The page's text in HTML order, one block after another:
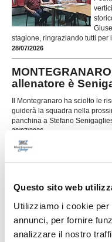
Questo sito web
Utilizziamo i cookie
annunci, per fornire
analizzare il nostro
stagione, ringraziando tutti per i
28/07/2026
allenatore è
Il Montegranaro ha sciolto le
guiderà la squadra nella
panchina a Stefano
28/07/2026
SPES
ritorni: le novità
...